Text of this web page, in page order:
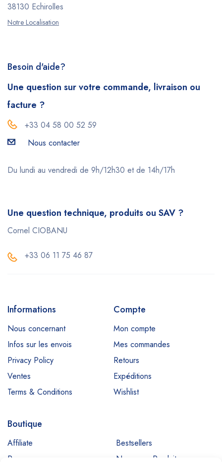
38130 Echirolles
Notre Localisation
Besoin d'aide?
Une question sur votre commande, livraison ou
facture ?
+33 04 58 00 52 59
Nous contacter
Du lundi au vendredi de 9h/12h30 et de 14h/17h
Une question technique, produits ou SAV ?
Cornel CIOBANU
+33 06 11 75 46 87
Informations
Nous concernant
Infos sur les envois
Privacy Policy
Ventes
Terms & Conditions
Compte
Mon compte
Mes commandes
Retours
Expéditions
Wishlist
Boutique
Affiliate
Bestsellers
Promos
Nouveaux Produits